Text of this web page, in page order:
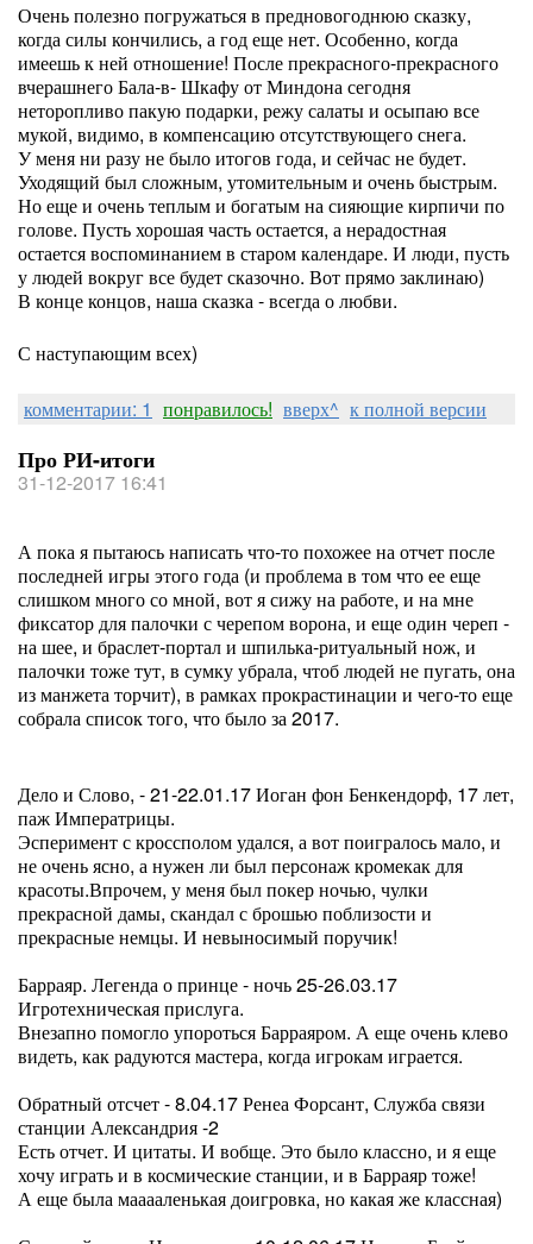
Очень полезно погружаться в предновогоднюю сказку,
когда силы кончились, а год еще нет. Особенно, когда
имеешь к ней отношение! После прекрасного-прекрасного
вчерашнего Бала-в- Шкафу от Миндона сегодня
неторопливо пакую подарки, режу салаты и осыпаю все
мукой, видимо, в компенсацию отсутствующего снега.
У меня ни разу не было итогов года, и сейчас не будет.
Уходящий был сложным, утомительным и очень быстрым.
Но еще и очень теплым и богатым на сияющие кирпичи по
голове. Пусть хорошая часть остается, а нерадостная
остается воспоминанием в старом календаре. И люди, пусть
у людей вокруг все будет сказочно. Вот прямо заклинаю)
В конце концов, наша сказка - всегда о любви.
С наступающим всех)
комментарии: 1 понравилось! вверх^ к полной версии
Про РИ-итоги
31-12-2017 16:41
А пока я пытаюсь написать что-то похожее на отчет после
последней игры этого года (и проблема в том что ее еще
слишком много со мной, вот я сижу на работе, и на мне
фиксатор для палочки с черепом ворона, и еще один череп -
на шее, и браслет-портал и шпилька-ритуальный нож, и
палочки тоже тут, в сумку убрала, чтоб людей не пугать, она
из манжета торчит), в рамках прокрастинации и чего-то еще
собрала список того, что было за 2017.
Дело и Слово, - 21-22.01.17 Иоган фон Бенкендорф, 17 лет,
паж Императрицы.
Эсперимент с кроссполом удался, а вот поигралось мало, и
не очень ясно, а нужен ли был персонаж кромекак для
красоты.Впрочем, у меня был покер ночью, чулки
прекрасной дамы, скандал с брошью поблизости и
прекрасные немцы. И невыносимый поручик!
Барраяр. Легенда о принце - ночь 25-26.03.17
Игротехническая прислуга.
Внезапно помогло упороться Барраяром. А еще очень клево
видеть, как радуются мастера, когда игрокам играется.
Обратный отсчет - 8.04.17 Ренеа Форсант, Служба связи
станции Александрия -2
Есть отчет. И цитаты. И вобще. Это было классно, и я еще
хочу играть и в космические станции, и в Барраяр тоже!
А еще была мааааленькая доигровка, но какая же классная)